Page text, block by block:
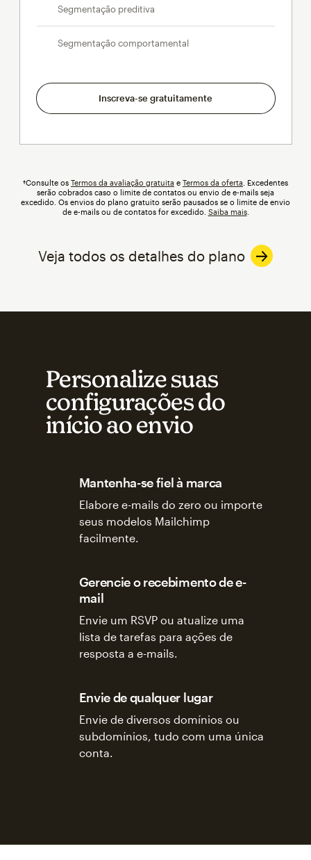
Segmentação preditiva
Segmentação comportamental
Inscreva-se gratuitamente
†Consulte os Termos da avaliação gratuita e Termos da oferta
Excedentes
serão cobrados caso o limite de contatos ou envio de e-mails seja
excedido. Os envios do plano gratuito serão pausados se o limite de envio
de e-mails ou de contatos for excedido. Saiba mais.
Veja todos os detalhes do plano
Personalize suas
configurações do
início ao envio
Mantenha-se fiel à marca
Elabore e-mails do zero ou importe
seus modelos Mailchimp
facilmente.
Gerencie o recebimento de e-
mail
Envie um RSVP ou atualize uma
lista de tarefas para ações de
resposta a e-mails.
Envie de qualquer lugar
Envie de diversos domínios ou
subdomínios, tudo com uma única
conta.